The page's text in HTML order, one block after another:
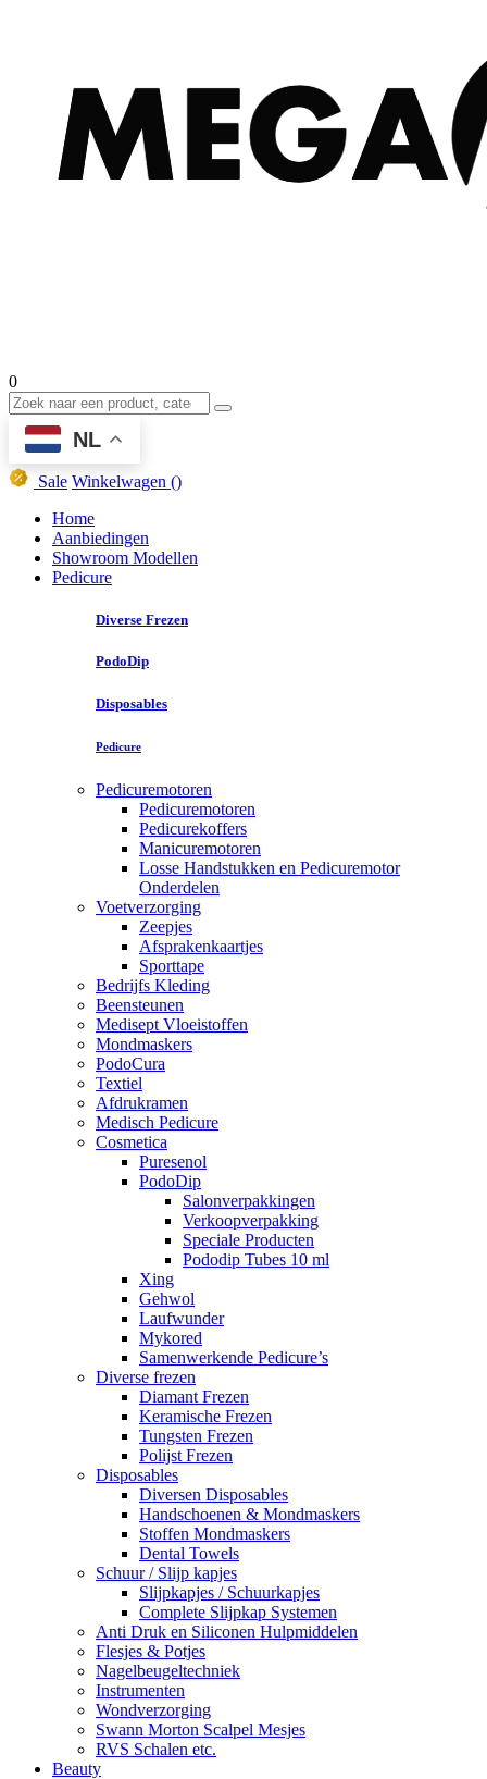
0
NL
Sale Winkelwagen ()
Home
Aanbiedingen
Showroom Modellen
Pedicure
Diverse Frezen
PodoDip
Disposables
Pedicure
Pedicuremotoren
Pedicuremotoren
Pedicurekoffers
Manicuremotoren
Losse Handstukken en Pedicuremotor
Onderdelen
Voetverzorging
Zeepjes
Afsprakenkaartjes
Sporttape
Bedrijfs Kleding
Beensteunen
Medisept Vloeistoffen
Mondmaskers
PodoCura
Textiel
Afdrukramen
Medisch Pedicure
Cosmetica
Puresenol
PodoDip
Salonverpakkingen
Verkoopverpakking
Speciale Producten
Pododip Tubes 10 ml
Xing
Gehwol
Laufwunder
Mykored
Samenwerkende Pedicure’s
Diverse frezen
Diamant Frezen
Keramische Frezen
Tungsten Frezen
Polijst Frezen
Disposables
Diversen Disposables
Handschoenen & Mondmaskers
Stoffen Mondmaskers
Dental Towels
Schuur / Slijp kapjes
Slijpkapjes / Schuurkapjes
Complete Slijpkap Systemen
Anti Druk en Siliconen Hulpmiddelen
Flesjes & Potjes
Nagelbeugeltechniek
Instrumenten
Wondverzorging
Swann Morton Scalpel Mesjes
RVS Schalen etc.
Beauty